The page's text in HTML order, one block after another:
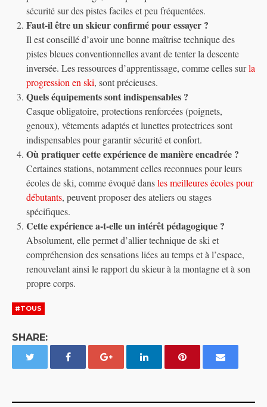
sécurité sur des pistes faciles et peu fréquentées.
Faut-il être un skieur confirmé pour essayer ?
Il est conseillé d’avoir une bonne maîtrise technique des
pistes bleues conventionnelles avant de tenter la descente
inversée. Les ressources d’apprentissage, comme celles surla
progression en ski, sont précieuses.
Quels équipements sont indispensables ?
Casque obligatoire, protections renforcées (poignets,
genoux), vêtements adaptés et lunettes protectrices sont
indispensables pour garantir sécurité et confort.
Où pratiquer cette expérience de manière encadrée ?
Certaines stations, notamment celles reconnues pour leurs
écoles de ski, comme évoqué dansles meilleures écoles pour
débutants, peuvent proposer des ateliers ou stages
spécifiques.
Cette expérience a-t-elle un intérêt pédagogique ?
Absolument, elle permet d’allier technique de ski et
compréhension des sensations liées au temps et à l’espace,
renouvelant ainsi le rapport du skieur à la montagne et à son
propre corps.
#TOUS
SHARE: